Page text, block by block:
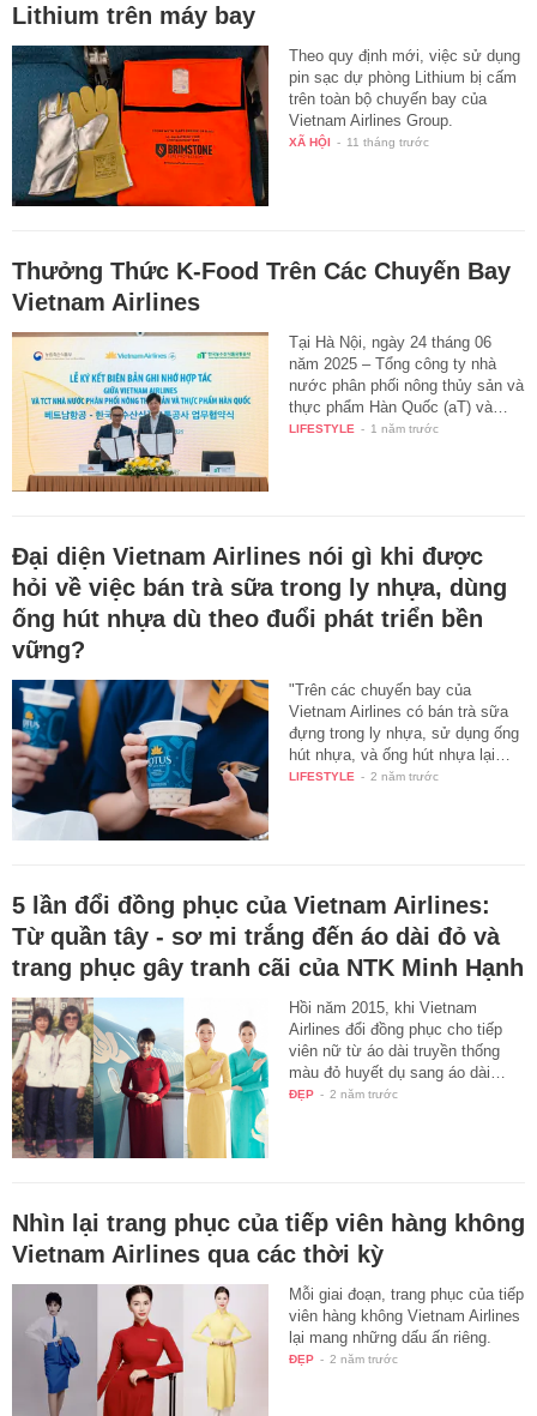
Lithium trên máy bay
Theo quy định mới, việc sử dụng
pin sạc dự phòng Lithium bị cấm
trên toàn bộ chuyến bay của
Vietnam Airlines Group.
XÃ HỘI - 11 tháng trước
Thưởng Thức K-Food Trên Các Chuyến Bay
Vietnam Airlines
Tại Hà Nội, ngày 24 tháng 06
năm 2025 – Tổng công ty nhà
nước phân phối nông thủy sản và
thực phẩm Hàn Quốc (aT) và…
LIFESTYLE - 1 năm trước
Đại diện Vietnam Airlines nói gì khi được
hỏi về việc bán trà sữa trong ly nhựa, dùng
ống hút nhựa dù theo đuổi phát triển bền
vững?
"Trên các chuyến bay của
Vietnam Airlines có bán trà sữa
đựng trong ly nhựa, sử dụng ống
hút nhựa, và ống hút nhựa lại…
LIFESTYLE - 2 năm trước
5 lần đổi đồng phục của Vietnam Airlines:
Từ quần tây - sơ mi trắng đến áo dài đỏ và
trang phục gây tranh cãi của NTK Minh Hạnh
Hồi năm 2015, khi Vietnam
Airlines đổi đồng phục cho tiếp
viên nữ từ áo dài truyền thống
màu đỏ huyết dụ sang áo dài…
ĐẸP - 2 năm trước
Nhìn lại trang phục của tiếp viên hàng không
Vietnam Airlines qua các thời kỳ
Mỗi giai đoạn, trang phục của tiếp
viên hàng không Vietnam Airlines
lại mang những dấu ấn riêng.
ĐẸP - 2 năm trước